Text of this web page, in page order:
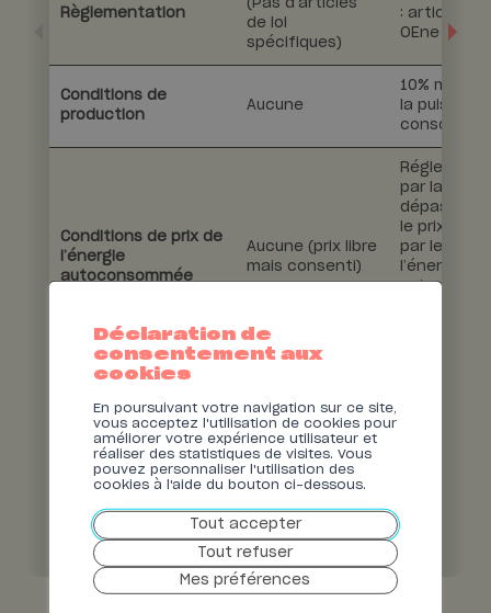
Règlementation
(Pas d’articles
de loi
spécifiques)
: articles
OEne
Conditions de
production
Aucune
10%
la
Conditions de prix de
l’énergie
autoconsommée
Aucune (prix libre
mais consenti)
par la loi,
dépasser
le prix
par le GRD
l’énergie
externe et
Participation des
autoconsommateurs
de quitter
moyennant un
préavis
Accès au marché
Principe de solidarité Non
Déclaration de
consentement aux
cookies
En poursuivant votre navigation sur ce site,
vous acceptez l'utilisation de cookies pour
améliorer votre expérience utilisateur et
réaliser des statistiques de visites. Vous
pouvez personnaliser l'utilisation des
cookies à l'aide du bouton ci-dessous.
Tout accepter
Tout refuser
Mes préférences